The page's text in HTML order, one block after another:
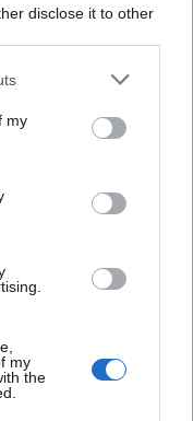
disclose it to other
my
my
the